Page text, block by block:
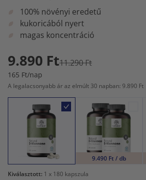
100% növényi eredetű
kukoricából nyert
magas koncentráció
9.890 Ft11.290 Ft
165 Ft/nap
A legalacsonyabb ár az elmúlt 30 napban: 9.890 Ft
9.490 Ft / db
Kiválasztott: 1 x 180 kapszula